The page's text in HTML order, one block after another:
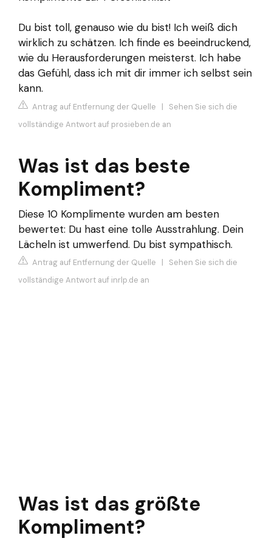
Du bist toll, genauso wie du bist! Ich weiß dich
wirklich zu schätzen. Ich finde es beeindruckend,
wie du Herausforderungen meisterst. Ich habe
das Gefühl, dass ich mit dir immer ich selbst sein
kann.
Antrag auf Entfernung der Quelle | Sehen Sie sich die
vollständige Antwort auf prosieben.de an
Was ist das beste
Kompliment?
Diese 10 Komplimente wurden am besten
bewertet: Du hast eine tolle Ausstrahlung. Dein
Lächeln ist umwerfend. Du bist sympathisch.
Antrag auf Entfernung der Quelle | Sehen Sie sich die
vollständige Antwort auf inrlp.de an
Was ist das größte
Kompliment?